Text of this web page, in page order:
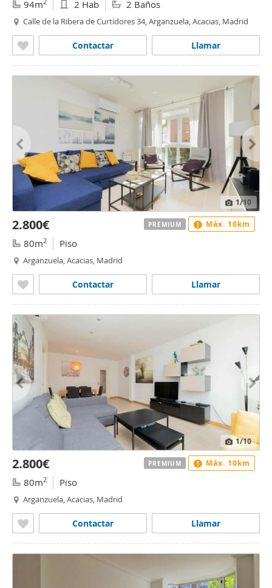
94m 2 Hab 2 Baños
Calle de la Ribera de Curtidores 34, Arganzuela, Acacias, Madrid
Llamar
Contactar
1/10
2.800€
80m2 Piso
Arganzuela, Acacias, Madrid
Llamar
Contactar
PREMIUM Máx. 10km
1/10
2.800€
80m2 Piso
Arganzuela, Acacias, Madrid
Llamar
Contactar
PREMIUM Máx. 10km